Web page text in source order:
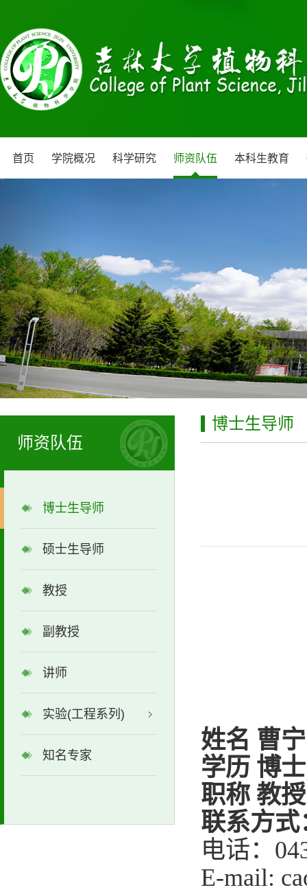
首页 学院概况 科学研究 师资队伍 本科生教育
师资队伍
博士生导师
硕士生导师
教授
副教授
讲师
实验(工程系列)
知名专家
博士生导师
姓名 曹宁
学历 博士
职称 教授
联系方式
电话：
E-mail: